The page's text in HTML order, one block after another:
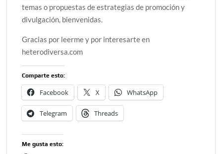
temas o propuestas de estrategias de promoción y
divulgación, bienvenidas.
Gracias por leerme y por interesarte en
heterodiversa.com
Comparte esto:
Facebook X WhatsApp
Telegram Threads
Me gusta esto: